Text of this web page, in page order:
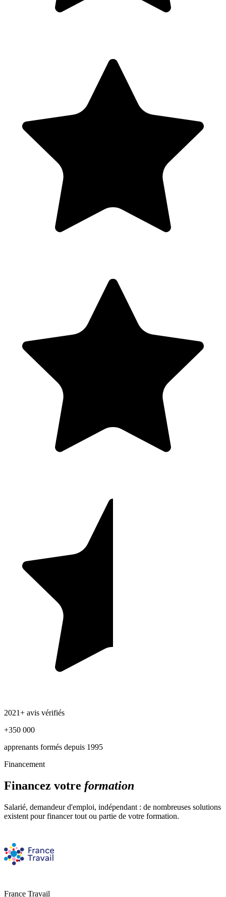
2021+ avis vérifiés
+350 000
apprenants formés depuis 1995
Financement
Financez votre formation
Salarié, demandeur d'emploi, indépendant : de nombreuses solutions
existent pour financer tout ou partie de votre formation.
France Travail